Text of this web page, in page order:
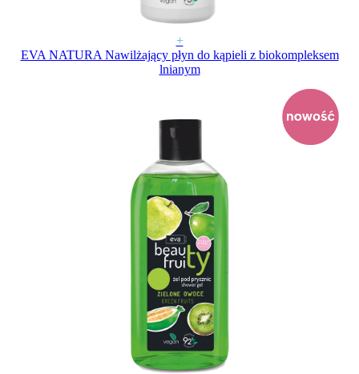
+
EVA NATURA Nawilżający płyn do kąpieli z biokompleksem
lnianym